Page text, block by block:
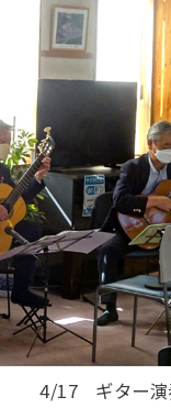
4/17 ギター演